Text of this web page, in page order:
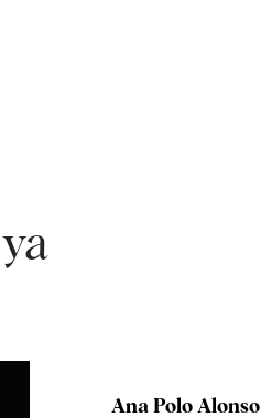
Ana Polo Alonso